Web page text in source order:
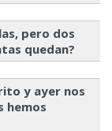
pero dos
quedan?
y ayer nos
hemos